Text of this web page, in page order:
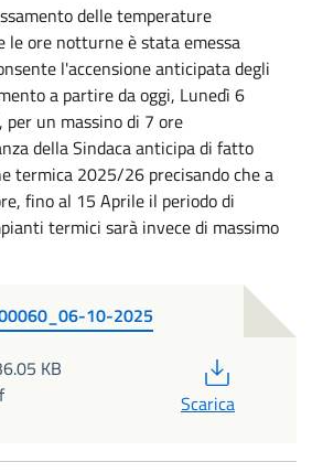
delle temperature
ore notturne è stata emessa
l'accensione anticipata degli
a partire da oggi, Lunedì 6
per un massino di 7 ore
della Sindaca anticipa di fatto
termica 2025/26 precisando che a
fino al 15 Aprile il periodo di
termici sarà invece di massimo
10-2025
KB
Scarica